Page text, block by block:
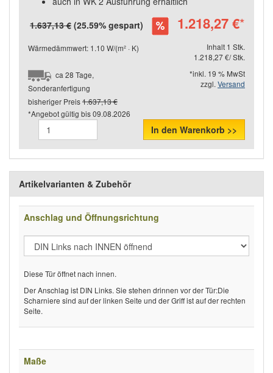
1.637,13 € (25.59% gespart) 1.218,27 €*
Wärmedämmwert: 1.10 W/(m² · K)
Inhalt 1 Stk.
1.218,27 €/ Stk.
ca 28 Tage,
Sonderanfertigung
*inkl. 19 % MwSt
zzgl. Versand
bisheriger Preis1.637,13 €
*Angebot gültig bis09.08.2026
In den Warenkorb >>
Artikelvarianten & Zubehör
Anschlag und Öffnungsrichtung
Diese Tür öffnet nach innen.
Der Anschlag ist DIN Links. Sie stehen drinnen vor der Tür:Die
Scharniere sind auf der linken Seite und der Griff ist auf der rechten
Seite.
Maße